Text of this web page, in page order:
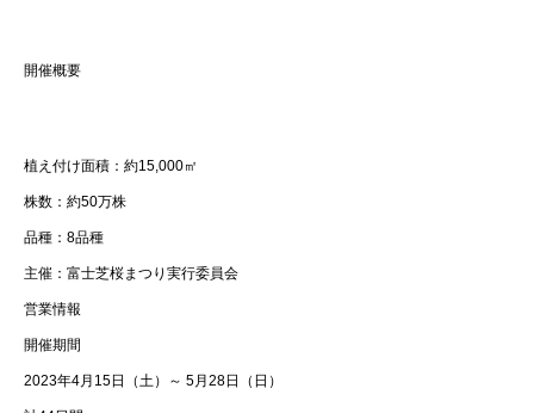
開催概要
植え付け面積：約15,000㎡
株数：約50万株
品種：8品種
主催：富士芝桜まつり実行委員会
営業情報
開催期間
2023年4月15日（土）～ 5月28日（日）